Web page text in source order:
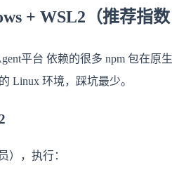
+ WSL2（推荐指数
平台 依赖的很多 npm 包在原
Linux 环境，踩坑最少。
），执行：